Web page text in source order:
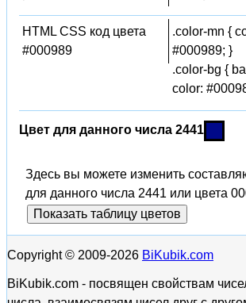
HTML CSS код цвета
#000989
.color-mn {
#000989; }
.color-bg {
color:
Цвет для данного числа 2441
Здесь вы можете изменить
для данного числа 2441 или цвета
Показать таблицу цветов
Copyright © 2009-2026 BiKubik.com
BiKubik.com - посвящен свойствам